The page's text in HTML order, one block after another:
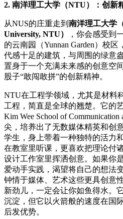
2. 南洋理工大学（NTU）：创新
从NUS的庄重走到 南洋理工大学
University, NTU）
，你会感受到
的云南园（Yunnan Garden）校
代感十足的建筑，与周围的绿意
置身于一个充满未来感的创意空
股子“敢闯敢拼”的创新精神。
NTU在工程学领域，尤其是材料
工程，简直是全球的翘楚。它的
Kim Wee School of
尖，培养出了无数媒体精英和创
学生，身上带着一种独特的活力
在教室里听课，更喜欢把理论付
设计工作室里挥洒创意。如果你
爱动手实践，渴望将自己的想法
钟情于媒体、艺术这些更具创意
新劲儿，一定会让你如鱼得水。
沉淀，但它以火箭般的速度在国
后发优势。